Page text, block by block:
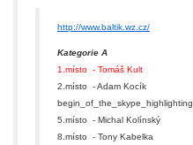
http://www.baltik.wz.cz/
Kategorie A
1.místo - Tomáš Kult
2.místo - Adam Kocík
begin_of_the_skype_highlighting
5.místo - Michal Kolínský
8.místo - Tony Kabelka